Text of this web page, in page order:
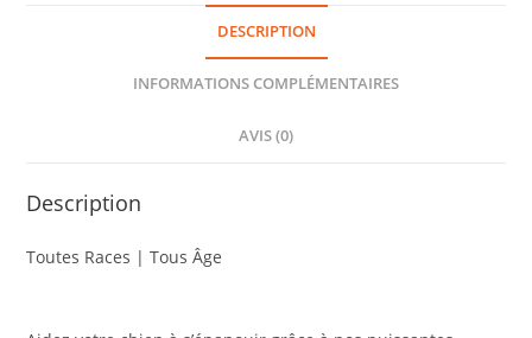
DESCRIPTION
INFORMATIONS COMPLÉMENTAIRES
AVIS (0)
Description
Toutes Races | Tous Âge